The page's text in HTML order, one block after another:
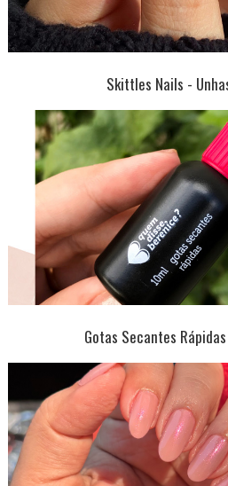
Skittles Nails -
Gotas Secantes